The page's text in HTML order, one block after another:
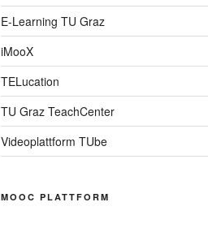
E-Learning TU Graz
iMooX
TELucation
TU Graz TeachCenter
Videoplattform TUbe
MOOC PLATTFORM